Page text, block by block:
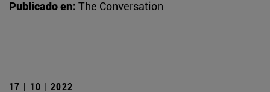
Publicado en: The Conversation
17 | 10 | 2022